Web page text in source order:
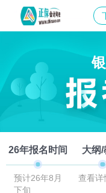
26年报名时间
预计26年8月
下旬
大纲/
查看详